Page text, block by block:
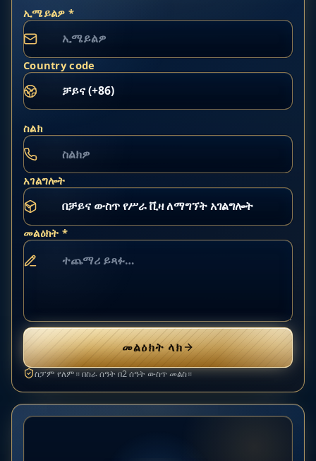
ኢሜይልዎ *
Country code
ስልክ
አገልግሎት
መልዕክት *
መልዕክት ላክ
ስፓም የለም። በስራ ሰዓት በ2 ሰዓት ውስጥ መልስ።